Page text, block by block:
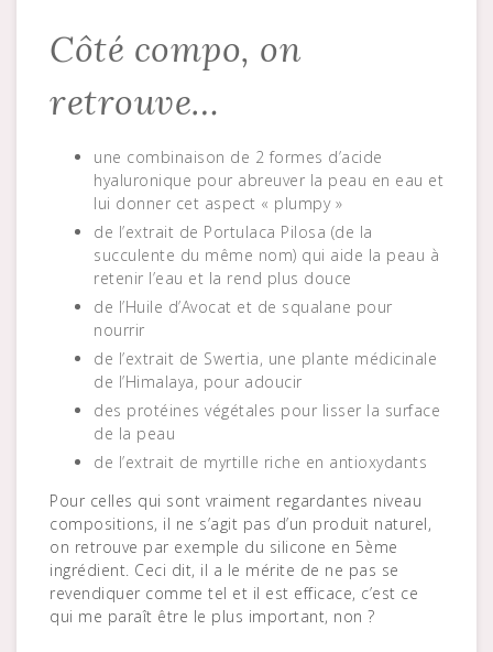
Côté compo, on
retrouve…
une combinaison de 2 formes d’acide
hyaluronique pour abreuver la peau en eau et
lui donner cet aspect « plumpy »
de l’extrait de Portulaca Pilosa (de la
succulente du même nom) qui aide la peau à
retenir l’eau et la rend plus douce
de l’Huile d’Avocat et de squalane pour
nourrir
de l’extrait de Swertia, une plante médicinale
de l’Himalaya, pour adoucir
des protéines végétales pour lisser la surface
de la peau
de l’extrait de myrtille riche en antioxydants
Pour celles qui sont vraiment regardantes niveau
compositions, il ne s’agit pas d’un produit naturel,
on retrouve par exemple du silicone en 5ème
ingrédient. Ceci dit, il a le mérite de ne pas se
revendiquer comme tel et il est efficace, c’est ce
qui me paraît être le plus important, non ?